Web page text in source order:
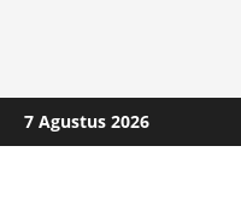
Skip
to
7 Agustus 2026